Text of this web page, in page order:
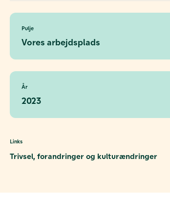
Pulje
Vores arbejdsplads
År
2023
Links
Trivsel, forandringer og kulturændringer